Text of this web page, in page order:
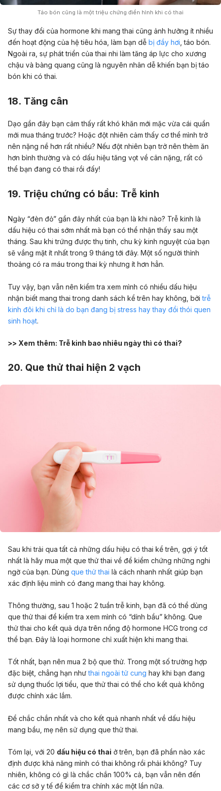
Táo bón cũng là một triệu chứng điển hình khi có thai
Sự thay đổi của hormone khi mang thai cũng ảnh hưởng ít nhiều
đến hoạt động của hệ tiêu hóa, làm bạn dễ bị đầy hơi, táo bón.
Ngoài ra, sự phát triển của thai nhi làm tăng áp lực cho xương
chậu và bàng quang cũng là nguyên nhân dễ khiến bạn bị táo
bón khi có thai.
18. Tăng cân
Dạo gần đây bạn cảm thấy rất khó khăn mới mặc vừa cái quần
mới mua tháng trước? Hoặc đột nhiên cảm thấy cơ thể mình trở
nên nặng nề hơn rất nhiều? Nếu đột nhiên bạn trở nên thèm ăn
hơn bình thường và có dấu hiệu tăng vọt về cân nặng, rất có
thể bạn đang có thai rồi đấy!
19. Triệu chứng có bầu: Trễ kinh
Ngày “đèn đỏ” gần đây nhất của bạn là khi nào? Trễ kinh là
dấu hiệu có thai sớm nhất mà bạn có thể nhận thấy sau một
tháng. Sau khi trứng được thụ tinh, chu kỳ kinh nguyệt của bạn
sẽ vắng mặt ít nhất trong 9 tháng tới đây. Một số người thỉnh
thoảng có ra máu trong thai kỳ nhưng ít hơn hẳn.
Tuy vậy, bạn vẫn nên kiểm tra xem mình có nhiều dấu hiệu
nhận biết mang thai trong danh sách kể trên hay không, bởitrễ
kinh đôi khi chỉ là do bạn đang bị stress hay thay đổi thói quen
sinh hoạt.
>> Xem thêm: Trễ kinh bao nhiêu ngày thì có thai?
20. Que thử thai hiện 2 vạch
Sau khi trải qua tất cả những dấu hiệu có thai kể trên, gợi ý tốt
nhất là hãy mua một que thử thai về để kiểm chứng những nghi
ngờ của bạn. Dùng que thử thai là cách nhanh nhất giúp bạn
xác định liệu mình có đang mang thai hay không.
Thông thường, sau 1 hoặc 2 tuần trễ kinh, bạn đã có thể dùng
que thử thai để kiểm tra xem mình có “dính bầu” không. Que
thử thai cho kết quả dựa trên nồng độ hormone HCG trong cơ
thể bạn. Đây là loại hormone chỉ xuất hiện khi mang thai.
Tốt nhất, bạn nên mua 2 bộ que thử. Trong một số trường hợp
đặc biệt, chẳng hạn nhưthai ngoài tử cung hay khi bạn đang
sử dụng thuốc lợi tiểu, que thử thai có thể cho kết quả không
được chính xác lắm.
Để chắc chắn nhất và cho kết quả nhanh nhất về dấu hiệu
mang bầu, mẹ nên sử dụng que thử thai.
Tóm lại, với 20 dấu hiệu có thai ở trên, bạn đã phần nào xác
định được khả năng mình có thai không rồi phải không? Tuy
nhiên, không có gì là chắc chắn 100% cả, bạn vẫn nên đến
các cơ sở y tế để kiểm tra chính xác một lần nữa.